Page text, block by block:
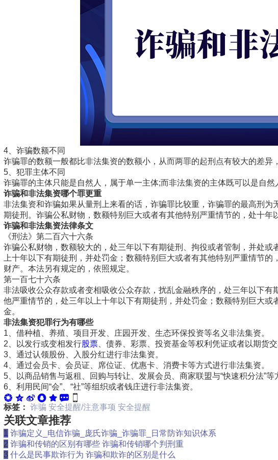
4、诈骗数额不同
诈骗罪的数额一般都比非法集资的数额小，从而两罪的起刑点有较大的差异
5、犯罪主体不同
诈骗罪的主体只能是自然人，属于单一主体;而非法集资的主体既可以是自然
诈骗和非法集资哪个罪更重
非法集资和诈骗如果从量刑上来看的话，诈骗罪比较重，诈骗罪的最高刑
期徒刑。诈骗公私财物，数额特别巨大或者有其他特别严重情节的，处十年
诈骗和非法集资法律条文
《刑法》第二百六十六条
诈骗公私财物，数额较大的，处三年以下有期徒刑、拘役或者管制，并处
上十年以下有期徒刑，并处罚金；数额特别巨大或者有其他特别严重情节
财产。本法另有规定的，依照规定。
第一百七十六条
非法吸收公众存款或者变相吸收公众存款，扰乱金融秩序的，处三年以下
他严重情节的，处三年以上十年以下有期徒刑，并处罚金；数额特别巨大
金。
非法集资犯罪行为有哪些
1、借种植、养殖、项目开发、庄园开发、生态环保投资等名义非法集资。
2、以发行或变相发行股票 、债券、彩票、投资基金等权利凭证或者以期货
3、通过认领股份、入股分红进行非法集资。
4、通过会员卡、会员证、席位证、优惠卡、消费卡等方式进行非法集资。
5、以商品销售与返租、回购与转让、发展会员、商家联盟与“快速积分法”等
6、利用民间“会”、“社”等组织或者钱庄进行非法集资。
标签： 诈骗 安全提醒/注意事项 安全提醒
关联文章推荐
1 诈骗定义_电信诈骗_庞氏诈骗_诈骗罪_日常防诈知识体系
2 诈骗和传销的区别有哪些 诈骗和传销哪个判刑重
3 什么是民事欺诈行为 诈骗和欺诈的区别是什么